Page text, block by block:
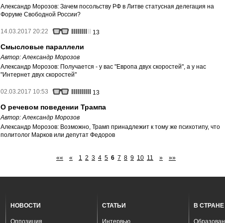
Александр Морозов: Зачем посольству РФ в Литве статусная делегация на
Форуме Свободной России?
14.03.2017 20:22 13
Смысловые параллели
Автор:Александр Морозов
Александр Морозов: Получается - у вас "Европа двух скоростей", а у нас
"Интернет двух скоростей"
02.03.2017 10:53 13
О речевом поведении Трампа
Автор:Александр Морозов
Александр Морозов: Возможно, Трамп принадлежит к тому же психотипу, что
политолог Марков или депутат Федоров
«« « 1 2 3 4 5 6 7 8 9 10 11 » »»
НОВОСТИ
Оппозиция
СТАТЬИ
Интервью
В СТРАНЕ